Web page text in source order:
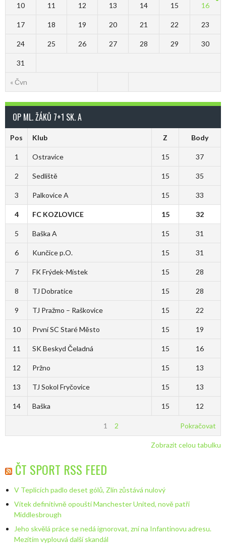
« Čvn
10 11 12 13 14 15 16
17 18 19 20 21 22 23
24 25 26 27 28 29 30
31
OP ML. ŽÁKŮ 7+1 SK. A
Pos Klub Z Body
1 Ostravice 15 37
2 Sedliště 15 35
3 Palkovice A 15 33
4 FC KOZLOVICE 15 32
5 Baška A 15 31
6 Kunčice p.O. 15 31
7 FK Frýdek-Místek 15 28
8 TJ Dobratice 15 28
9 TJ Pražmo – Raškovice 15 22
10 První SC Staré Město 15 19
11 SK Beskyd Čeladná 15 16
12 Pržno 15 13
13 TJ Sokol Fryčovice 15 13
14 Baška 15 12
1 2 Pokračovat
Zobrazit celou tabulku
ČT SPORT RSS FEED
V Teplicích padlo deset gólů, Zlín zůstává nulový
Vítek definitivně opouští Manchester United, nově patří
Middlesbrough
Jeho skvělá práce se nedá ignorovat, zní na Infantinovu adresu.
Mezitím vyplouvá další skandál